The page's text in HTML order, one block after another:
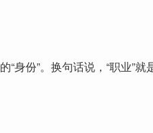
身份”。换句话说，“职业”就